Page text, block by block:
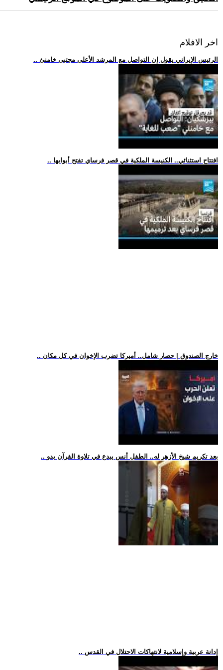
اخر الافلام
.. الرئيس الإيراني يقول إن التواصل مع المرشد الأعلى مجتبى خامنئ
.. افتتاح استثنائي.. الكنيسة الملكية في قصر فرساي تفتح أبوابها
.. خارج الصندوق | حصار شامل.. أميركا تضرب الإخوان في كل مكان
.. بعد تكريم شيخ الأزهر له.. الطفل أنس يبدع في تلاوة القرآن بدو
.. إدانة عربية وإسلامية لانتهاكات الاحتلال في القدس